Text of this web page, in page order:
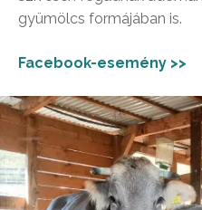
gyümölcs formájában is.
Facebook-esemény >>